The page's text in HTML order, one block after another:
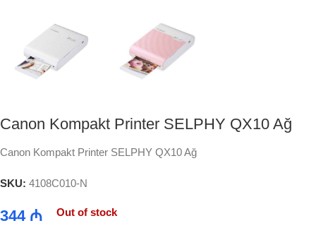
Canon Kompakt Printer SELPHY QX10 Ağ
Canon Kompakt Printer SELPHY QX10 Ağ
SKU: 4108C010-N
344 ₼ Out of stock